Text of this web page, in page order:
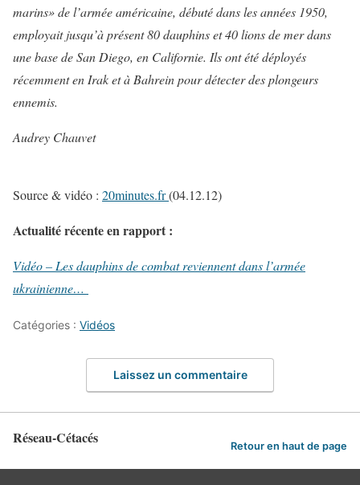
marins» de l’armée américaine, débuté dans les années 1950,
employait jusqu’à présent 80 dauphins et 40 lions de mer dans
une base de San Diego, en Californie. Ils ont été déployés
récemment en Irak et à Bahrein pour détecter des plongeurs
ennemis.
Audrey Chauvet
Source & vidéo : 20minutes.fr(04.12.12)
Actualité récente en rapport :
Vidéo – Les dauphins de combat reviennent dans l’armée
ukrainienne…
Catégories : Vidéos
Laissez un commentaire
Réseau-Cétacés Retour en haut de page